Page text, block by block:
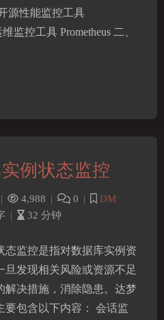
源性能监控工具
监控工具 Prometheus 二、
例状态监控
| 4,988 | 0 |
DM
| 32 分钟
态监控是指对数据库实例资
旦发现相关风险或资源不足
解决措施，消除隐患。达梦
要包含以下内容： 会话监